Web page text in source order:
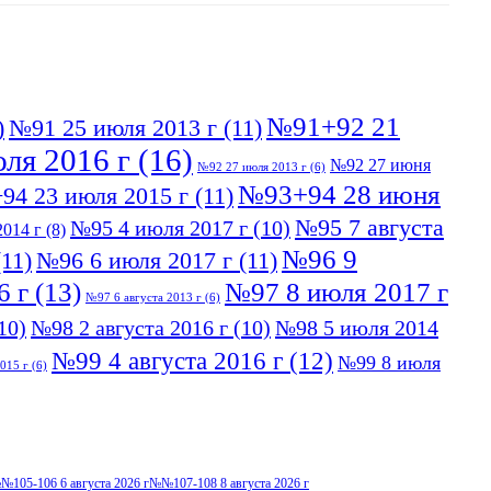
№91 25 июля 2013 г (11)№91+92 21
2016 г (16) №92 27 июля 2013 г (6) №92 27 июня
23 июля 2015 г (11)№93+94 28 июня
г (8) №95 4 июля 2017 г (10) №95 7 августа
№96 6 июля 2017 г (11)№96 9
г (13) №97 6 августа 2013 г (6) №97 8 июля 2017 г
№98 2 августа 2016 г (10) №98 5 июля 2014
г (6) №99 4 августа 2016 г (12) №99 8 июля
106 6 августа 2026 г№№107-108 8 августа 2026 г